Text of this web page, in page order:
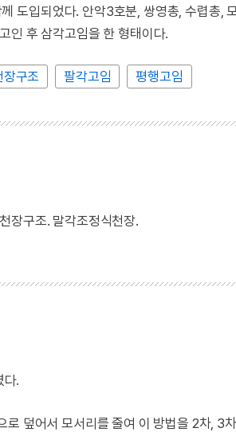
도입되었다. 안악3호분, 쌍영총, 수렵총,
인 후 삼각고임을 한 형태이다.
장구조 팔각고임 평행고임
장구조. 말각조정식천장.
다.
덮어서 모서리를 줄여 이 방법을 2차, 3